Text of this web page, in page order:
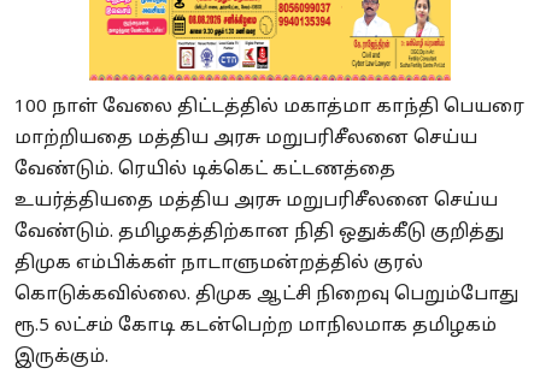
100 நாள் வேலை திட்டத்தில் மகாத்மா காந்தி பெயரை
மாற்றியதை மத்திய அரசு மறுபரிசீலனை செய்ய
வேண்டும். ரெயில் டிக்கெட் கட்டணத்தை
உயர்த்தியதை மத்திய அரசு மறுபரிசீலனை செய்ய
வேண்டும். தமிழகத்திற்கான நிதி ஒதுக்கீடு குறித்து
திமுக எம்பிக்கள் நாடாளுமன்றத்தில் குரல்
கொடுக்கவில்லை. திமுக ஆட்சி நிறைவு பெறும்போது
ரூ.5 லட்சம் கோடி கடன்பெற்ற மாநிலமாக தமிழகம்
இருக்கும்.